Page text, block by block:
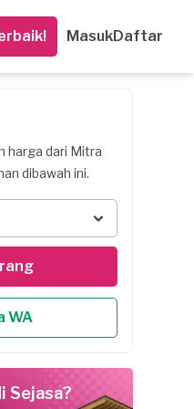
MasukDaftar
harga dari Mitra
dibawah ini.
WA
Sejasa?